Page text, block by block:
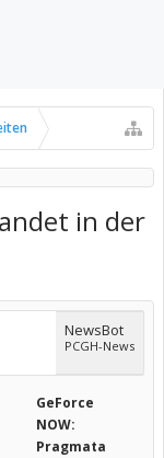
in der
NewsBot
PCGH-News
GeForce
NOW:
Pragmata